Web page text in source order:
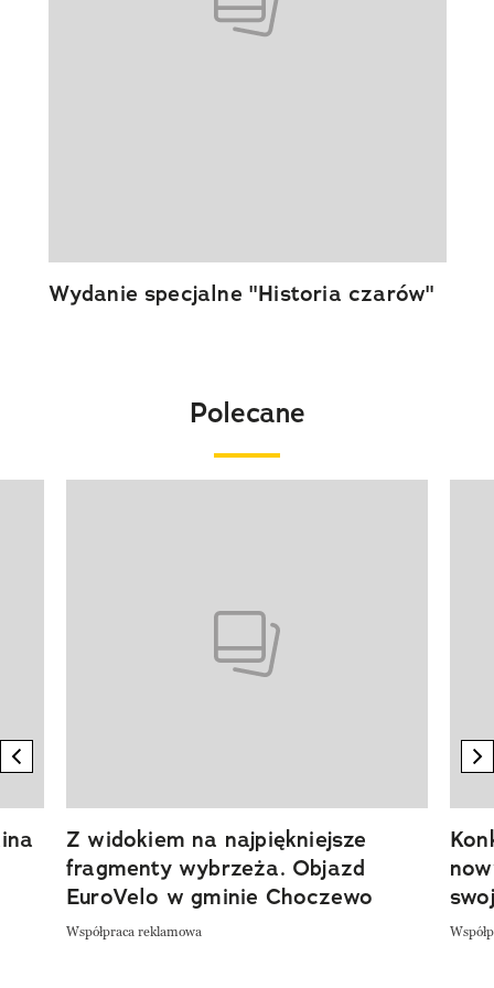
Wydanie specjalne "Historia czarów"
Polecane
previous element
Z widokiem na najpiękniejsze
fragmenty wybrzeża. Objazd
EuroVelo w gminie Choczewo
Współpraca reklamowa